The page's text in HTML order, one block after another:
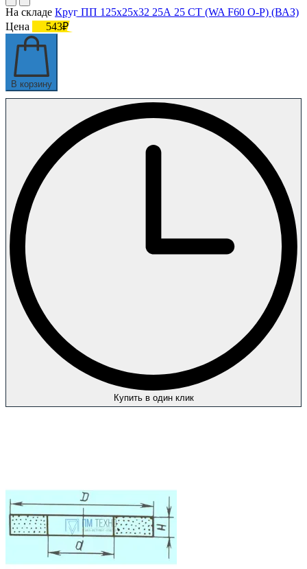
На складе Круг ПП 125х25х32 25А 25 СТ (WA F60 O-P) (ВАЗ)
Цена
543₽
В корзину
Купить в один клик